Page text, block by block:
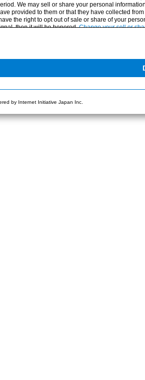
We may sell or share your personal
provided to them or that they have collected
the right to opt out of sale or share of your
then it will be honored.Change your sell or
by Internet Initiative Japan Inc.